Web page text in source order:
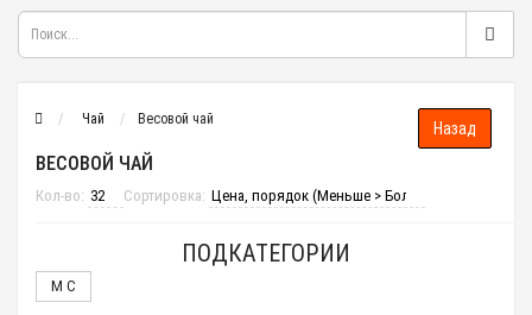
Чай Весовой чай
ВЕСОВОЙ ЧАЙ
Кол-во: Сортировка:
ПОДКАТЕГОРИИ
M C